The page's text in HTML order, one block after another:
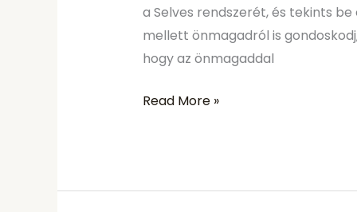
a Selves rendszerét, és tekints
mellett önmagadról is
hogy az önmagaddal
Read More »